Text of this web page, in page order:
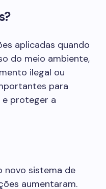
aplicadas quando
do meio ambiente,
ilegal ou
para
e proteger a
novo sistema de
aumentaram.